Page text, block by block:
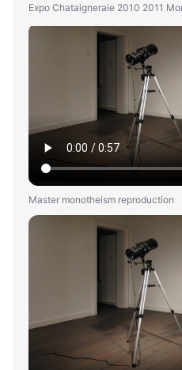
Expo Chataigneraie 2010 2011
Master monotheism reproduction